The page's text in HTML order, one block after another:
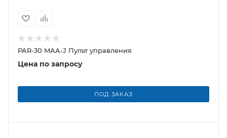
PAR-30 MAA-J Пульт управления
Цена по запросу
ПОД ЗАКАЗ